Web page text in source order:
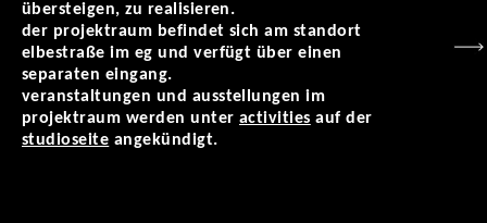
übersteigen, zu realisieren.
der projektraum befindet sich am standort
elbestraße im eg und verfügt über einen
separaten eingang.
veranstaltungen und ausstellungen im
projektraum werden unter activities auf der
studioseite angekündigt.